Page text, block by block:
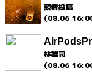
読者投稿
(08.06
林雄司
(08.06